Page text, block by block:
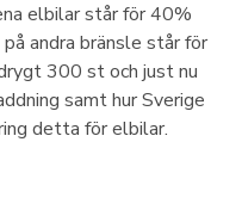
elbilar står för 40%
andra bränsle står för
300 st och just nu
samt hur Sverige
detta för elbilar.